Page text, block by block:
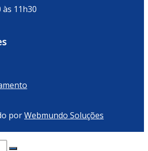
às 11h30
porWebmundo Soluções